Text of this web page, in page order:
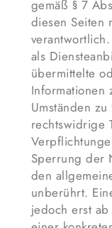
gemäß § 7
diesen Seiten
als
übermittelte
Informationen
Umständen
rechtswidrige
Sperrung der
den
unberührt.
jedoch erst